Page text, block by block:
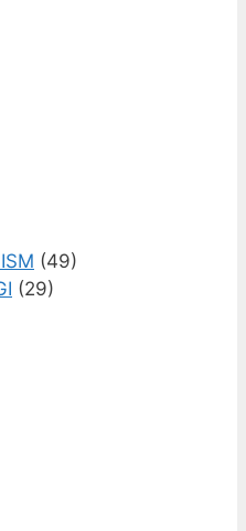
(49)
(29)